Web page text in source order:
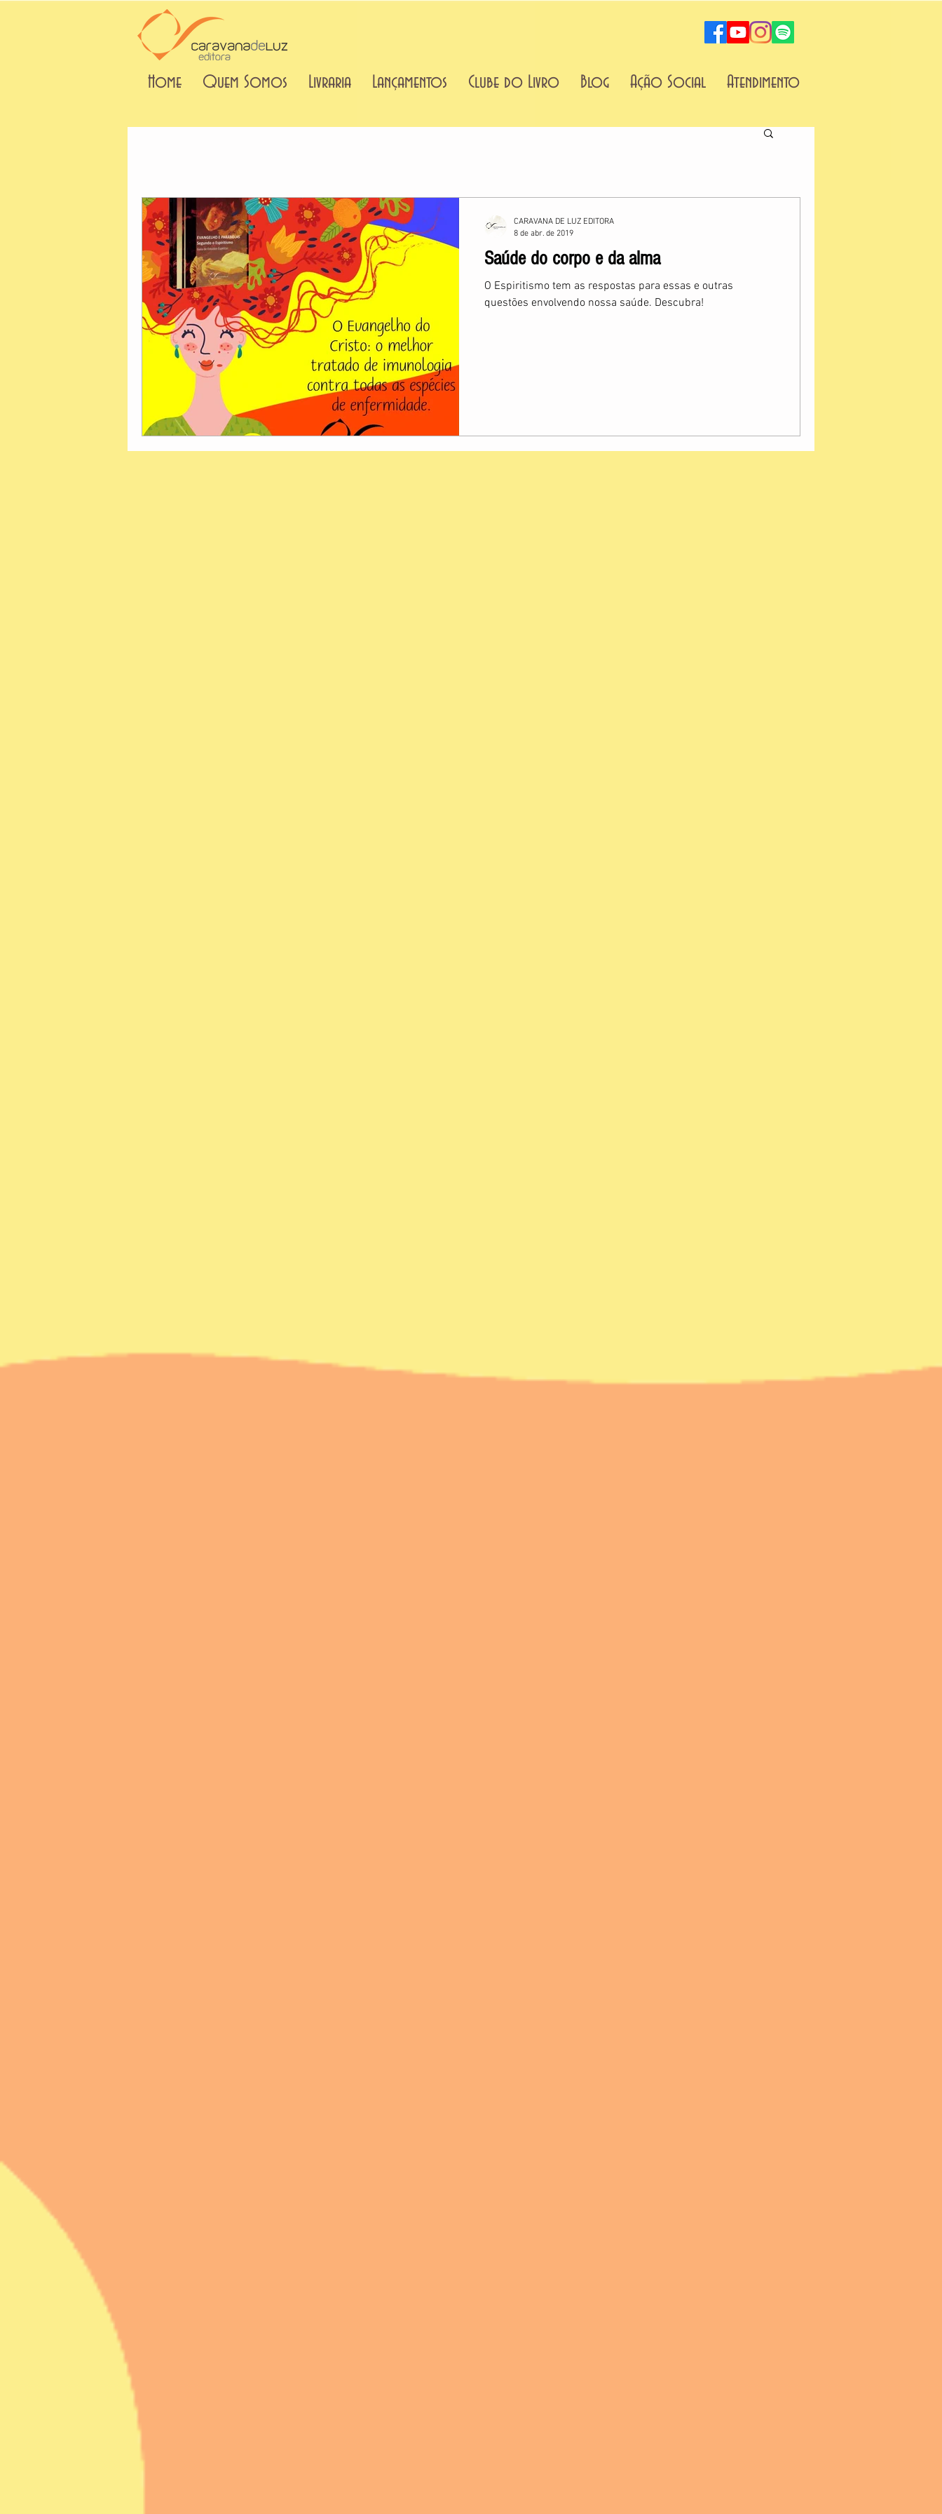
Home Quem Somos Livraria Lançamentos Clube do Livro Blog Ação Social Atendimento
Saúde do corpo e da alma
O Espiritismo tem as respostas para essas e outras
questões envolvendo nossa saúde. Descubra!
CARAVANA DE LUZ EDITORA
8 de abr. de 2019